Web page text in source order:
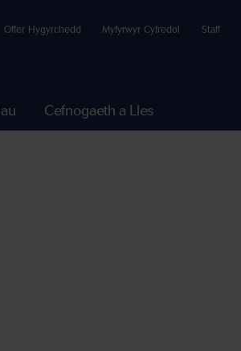
Offer Hygyrchedd Myfyrwyr Cyfredol Staff
Cefnogaeth a Lles